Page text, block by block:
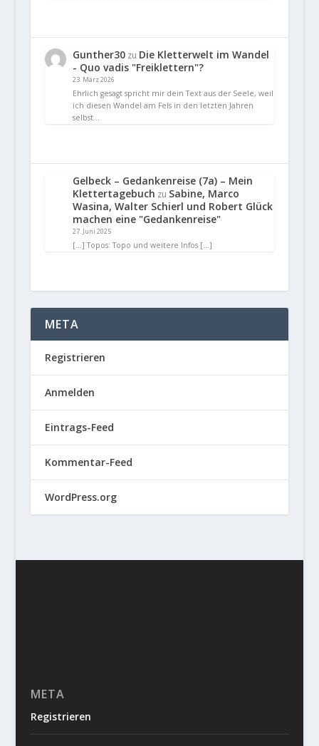
Gunther30zu Die Kletterwelt im Wandel
- Quo vadis "Freiklettern"?
23. März 2026
Ehrlich gesagt spricht mir dein Text aus der Seele, weil
ich diesen Wandel am Fels in den letzten Jahren
selbst…
Gelbeck – Gedankenreise (7a) – Mein
Klettertagebuch zu Sabine, Marco
Wasina, Walter Schierl und Robert Glück
machen eine "Gedankenreise"
27. Juni 2025
[…] Topos: Topo und weitere Infos […]
META
Registrieren
Anmelden
Eintrags-Feed
Kommentar-Feed
WordPress.org
META
Registrieren